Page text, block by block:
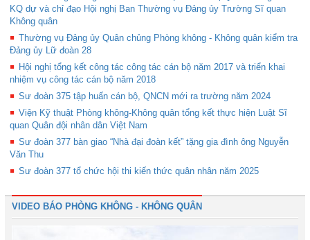
KQ dự và chỉ đạo Hội nghị Ban Thường vụ Đảng ủy Trường Sĩ quan
Không quân
Thường vụ Đảng ủy Quân chủng Phòng không - Không quân kiểm tra
Đảng ủy Lữ đoàn 28
Hội nghị tổng kết công tác công tác cán bộ năm 2017 và triển khai
nhiệm vụ công tác cán bộ năm 2018
Sư đoàn 375 tập huấn cán bộ, QNCN mới ra trường năm 2024
Viện Kỹ thuật Phòng không-Không quân tổng kết thực hiện Luật Sĩ
quan Quân đội nhân dân Việt Nam
Sư đoàn 377 bàn giao “Nhà đại đoàn kết” tặng gia đình ông Nguyễn
Văn Thu
Sư đoàn 377 tổ chức hội thi kiến thức quân nhân năm 2025
VIDEO BÁO PHÒNG KHÔNG - KHÔNG QUÂN